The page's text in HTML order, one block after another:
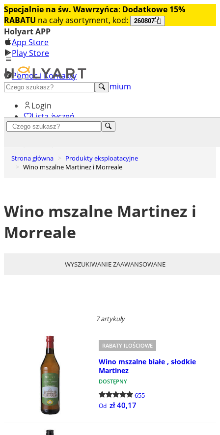
Specjalnie na św. Wawrzyńca: Dodatkowe 15%
RABATU na cały asortyment, kod: 260807
Holyart APP
App Store
Play Store
Pomoc i Kontakty
+48 222 922 860
Odkryj premium
Login
Lista życzeń
Strona główna
Produkty eksploatacyjne
Wino mszalne Martinez i Morreale
Wino mszalne Martinez i
Morreale
WYSZUKIWANIE ZAAWANSOWANE
7 artykuły
RABATY ILOŚCIOWE
Wino mszalne białe , słodkie
Martinez
DOSTĘPNY
655
Od zł 40,17